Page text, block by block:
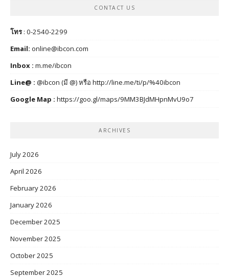
CONTACT US
โทร: 0-2540-2299
Email: online@ibcon.com
Inbox : m.me/ibcon
Line@ : @ibcon (มี @) หรือ http://line.me/ti/p/%40ibcon
Google Map : https://goo.gl/maps/9MM3BJdMHpnMvU9o7
ARCHIVES
July 2026
April 2026
February 2026
January 2026
December 2025
November 2025
October 2025
September 2025